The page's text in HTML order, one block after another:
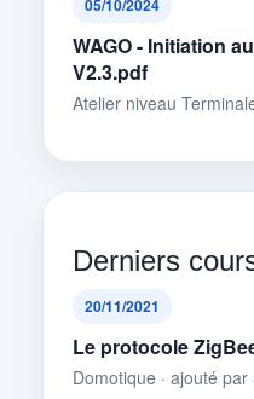
05/10/2024
WAGO - Initiation
V2.3.pdf
Atelier niveau
Derniers
20/11/2021
Le protocole
Domotique · ajouté par